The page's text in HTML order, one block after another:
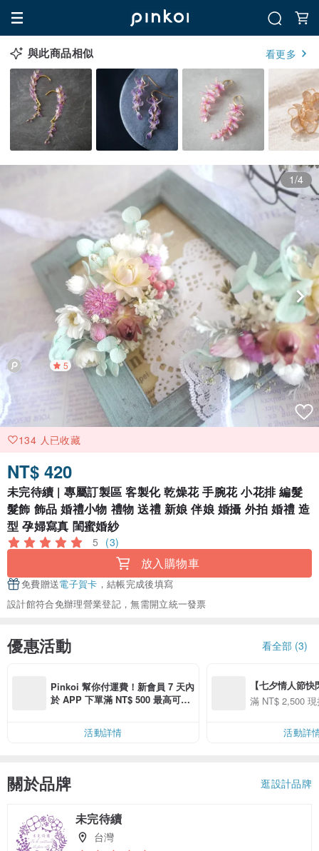
與此商品相似 看更多
1/4
5
134 人已收藏
NT$ 420
未完待續 | 專屬訂製區 客製化 乾燥花 手腕花 小花排 編髮
髮飾 飾品 婚禮小物 禮物 送禮 新娘 伴娘 婚攝 外拍 婚禮 造
型 孕婦寫真 閨蜜婚紗
5 (3)
放入購物車
免費贈送電子賀卡 ，結帳完成後填寫
設計館符合免辦理營業登記，無需開立統一發票
優惠活動 看全部 (3)
Pinkoi 幫你付運費！新會員 7 天內
於 APP 下單滿 NT$ 500 最高可折
活動詳情
【七夕情人節
用 APP 購買任
00 現折 NT$100
滿 NT$ 2,500
活動詳
關於品牌 逛設計品牌
未完待續
台灣